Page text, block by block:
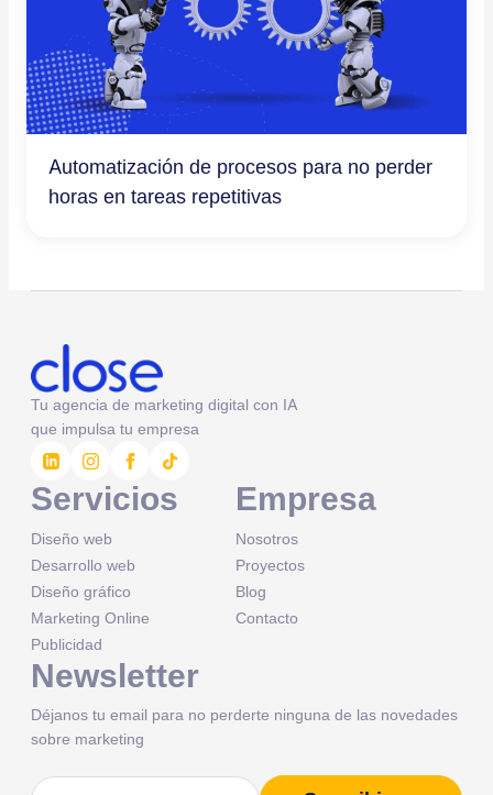
Automatización de procesos para no perder
horas en tareas repetitivas
Tu agencia de marketing digital con IA
que impulsa tu empresa
Servicios
Diseño web
Desarrollo web
Diseño gráfico
Marketing Online
Publicidad
Empresa
Nosotros
Proyectos
Blog
Contacto
Newsletter
Déjanos tu email para no perderte ninguna de las novedades
sobre marketing